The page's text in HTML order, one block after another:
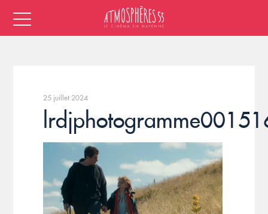
25 juillet 2024